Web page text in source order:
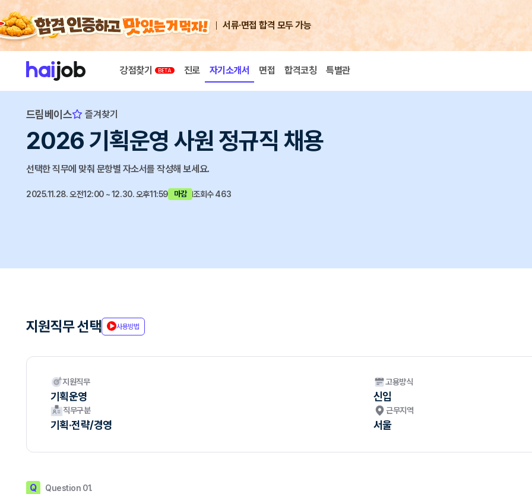
서류·면접 합격 모두 가능
강점찾기 진로 자기소개서 면접 합격코칭 특별관
드림베이스 즐겨찾기
2026 기획운영 사원 정규직 채용
선택한 직무에 맞춰 문항별 자소서를 작성해 보세요.
2025.11.28. 오전12:00 ~ 12.30. 오후11:59 마감 조회수 463
지원직무 선택 사용방법
지원직무
기획운영
고용방식
신입
직무구분
기획·전략/경영
근무지역
서울
Q Question 01.